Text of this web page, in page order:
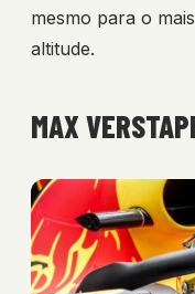
mesmo para o
altitude.
MAX